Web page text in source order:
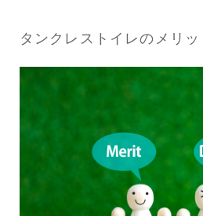
タンクレストイレのメリ